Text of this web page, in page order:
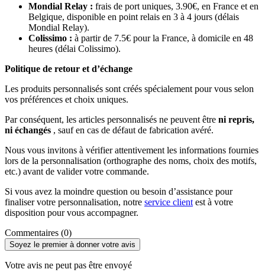
Mondial Relay : frais de port uniques, 3.90€, en France et en
Belgique, disponible en point relais en 3 à 4 jours (délais
Mondial Relay).
Colissimo : à partir de 7.5€ pour la France, à domicile en 48
heures (délai Colissimo).
Politique de retour et d’échange
Les produits personnalisés sont créés spécialement pour vous selon
vos préférences et choix uniques.
Par conséquent, les articles personnalisés ne peuvent être ni repris,
ni échangés , sauf en cas de défaut de fabrication avéré.
Nous vous invitons à vérifier attentivement les informations fournies
lors de la personnalisation (orthographe des noms, choix des motifs,
etc.) avant de valider votre commande.
Si vous avez la moindre question ou besoin d’assistance pour
finaliser votre personnalisation, notre service client est à votre
disposition pour vous accompagner.
Commentaires (0)
Soyez le premier à donner votre avis
Votre avis ne peut pas être envoyé